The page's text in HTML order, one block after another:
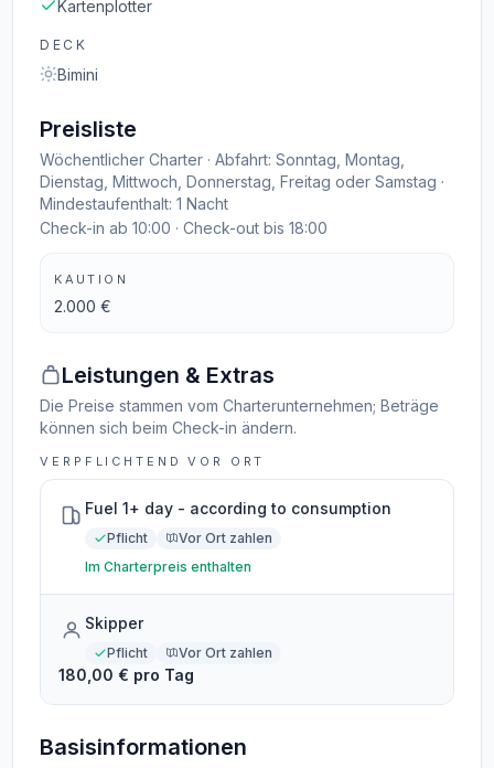
Kartenplotter
DECK
Bimini
Preisliste
Wöchentlicher Charter · Abfahrt: Sonntag, Montag,
Dienstag, Mittwoch, Donnerstag, Freitag oder Samstag ·
Mindestaufenthalt: 1 Nacht
Check-in ab 10:00 · Check-out bis 18:00
KAUTION
2.000 €
Leistungen & Extras
Die Preise stammen vom Charterunternehmen; Beträge
können sich beim Check-in ändern.
VERPFLICHTEND VOR ORT
Fuel 1+ day - according to consumption
Pflicht
Vor Ort zahlen
Im Charterpreis enthalten
Skipper
Pflicht Vor Ort zahlen
180,00 € pro Tag
Basisinformationen